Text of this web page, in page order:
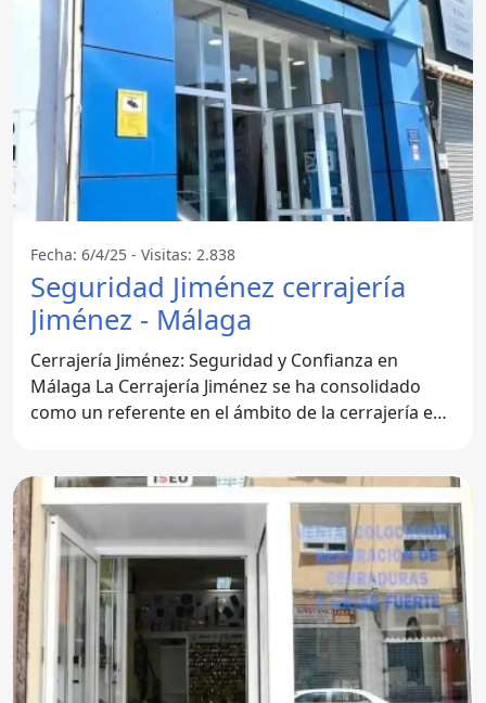
Fecha: 6/4/25 - Visitas: 2.838
Seguridad Jiménez cerrajería
Jiménez - Málaga
Cerrajería Jiménez: Seguridad y Confianza en
Málaga La Cerrajería Jiménez se ha consolidado
como un referente en el ámbito de la cerrajería en